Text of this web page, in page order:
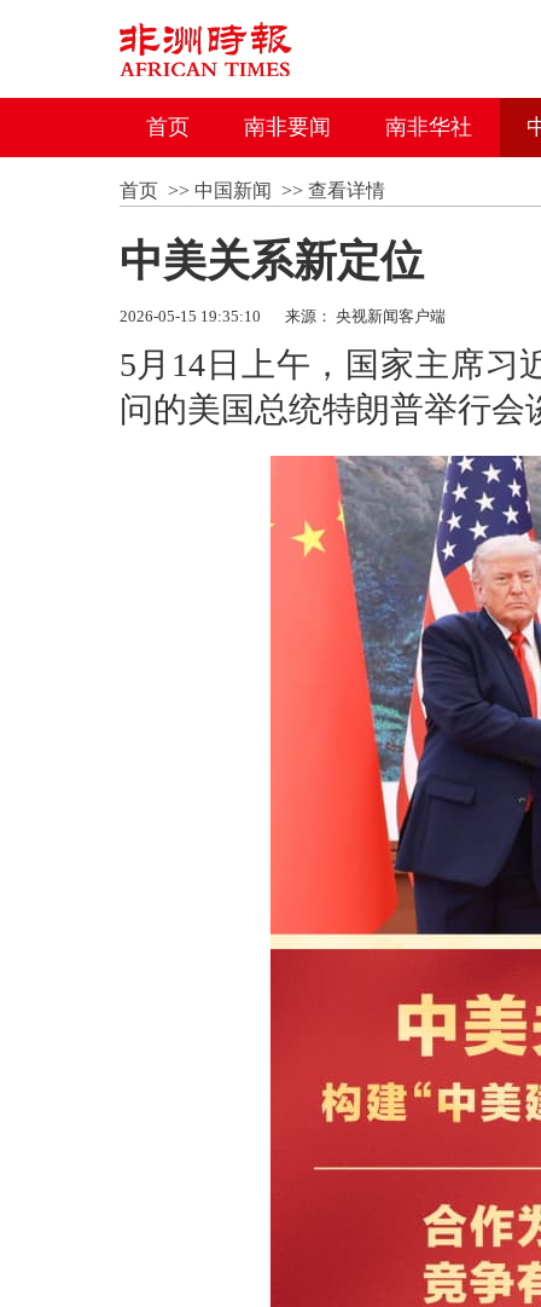
首页 南非要闻 南非华社
首页>> 中国新闻 >> 查看详情
中美关系新定位
2026-05-15 19:35:10 来源： 央视新闻客户端
5月14日上午，国家主席习
问的美国总统特朗普举行会